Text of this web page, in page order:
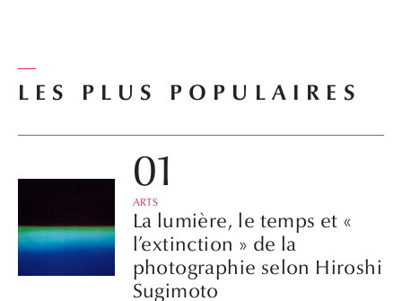
LES PLUS POPULAIRES
ARTS
La lumière, le temps et «
l’extinction » de la
photographie selon Hiroshi
Sugimoto